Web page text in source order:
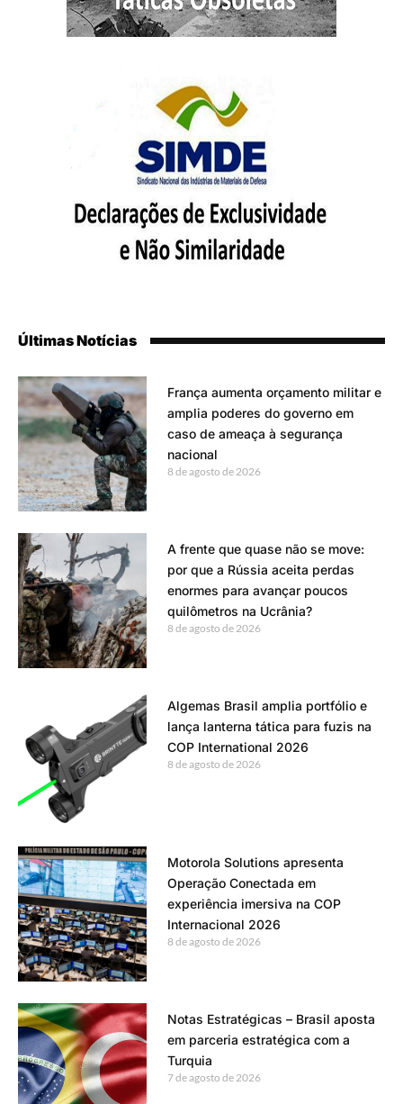
Últimas Notícias
França aumenta orçamento militar e
amplia poderes do governo em
caso de ameaça à segurança
nacional
8 de agosto de 2026
A frente que quase não se move:
por que a Rússia aceita perdas
enormes para avançar poucos
quilômetros na Ucrânia?
8 de agosto de 2026
Algemas Brasil amplia portfólio e
lança lanterna tática para fuzis na
COP International 2026
8 de agosto de 2026
Motorola Solutions apresenta
Operação Conectada em
experiência imersiva na COP
Internacional 2026
8 de agosto de 2026
Notas Estratégicas – Brasil aposta
em parceria estratégica com a
Turquia
7 de agosto de 2026